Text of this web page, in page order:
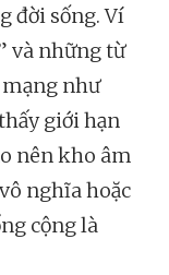
đời sống. Ví
và những từ
như
giới hạn
nên kho âm
nghĩa hoặc
cộng là